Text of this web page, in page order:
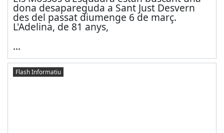
dona desapareguda a Sant Just Desvern
des del passat diumenge 6 de març.
L'Adelina, de 81 anys,
...
Flash Informatiu